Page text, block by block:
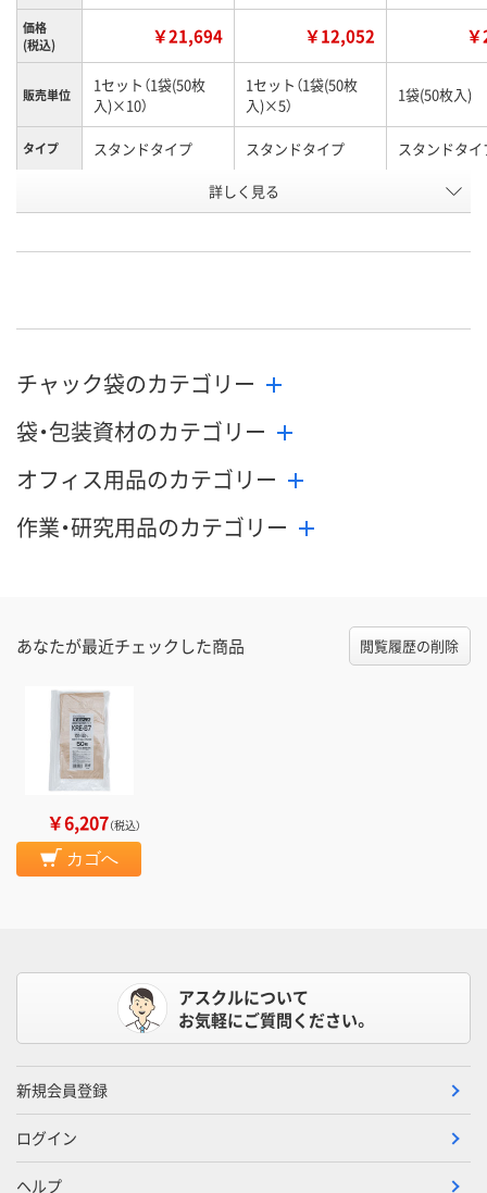
価格
(税込)
￥21,694 ￥12,052
販売単位
1セット（1袋(50枚
入)×10）
1セット（1袋(50枚
入)×5）
1袋(50枚入)
タイプ スタンドタイプ スタンドタイプ スタンドタイ
サイズ
×120mm（ガゼット
180（チャック下）
×120mm（ガゼット
180（チャック
×120mm（ガ
在庫 2点 5点 あり
お届け日 8月11日（火） 8月11日（火）
数量
カゴへ
数量
カゴへ
詳しく見る
チャック袋のカテゴリー
袋・包装資材のカテゴリー
オフィス用品のカテゴリー
作業・研究用品のカテゴリー
あなたが最近チェックした商品 閲覧履歴の削除
￥6,207（税込）
カゴへ
アスクルについて
お気軽にご質問ください。
新規会員登録
ログイン
ヘルプ